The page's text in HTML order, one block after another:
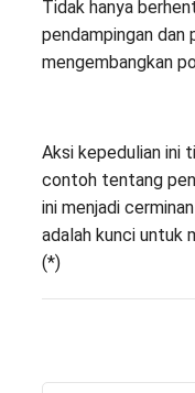
Tidak hanya
pendampingan dan
mengembangkan
Aksi kepedulian ini
contoh tentang
ini menjadi
adalah kunci untuk
(*)